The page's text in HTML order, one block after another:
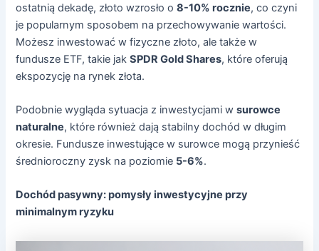
ostatnią dekadę, złoto wzrosło o8-10% rocznie, co czyni
je popularnym sposobem na przechowywanie wartości.
Możesz inwestować w fizyczne złoto, ale także w
fundusze ETF, takie jakSPDR Gold Shares, które oferują
ekspozycję na rynek złota.
Podobnie wygląda sytuacja z inwestycjami wsurowce
naturalne, które również dają stabilny dochód w długim
okresie. Fundusze inwestujące w surowce mogą przynieść
średnioroczny zysk na poziomie 5-6%.
Dochód pasywny: pomysły inwestycyjne przy
minimalnym ryzyku